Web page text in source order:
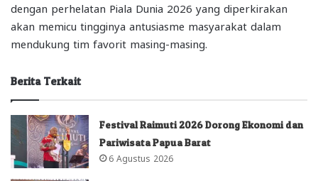
dengan perhelatan Piala Dunia 2026 yang diperkirakan
akan memicu tingginya antusiasme masyarakat dalam
mendukung tim favorit masing-masing.
Berita Terkait
Festival Raimuti 2026 Dorong Ekonomi dan
Pariwisata Papua Barat
6 Agustus 2026